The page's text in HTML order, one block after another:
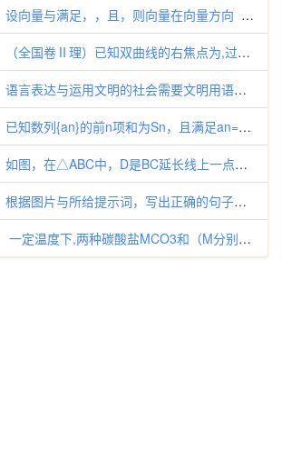
设向量与满足，，且，则向量在向量方向 上的投影为（ ） A． B．
（全国卷Ⅱ理）已知双曲线的右焦点为,过且斜率为的直线交于两点，若,则的离心率为 ( ) m A．
语言表达与运用文明的社会需要文明用语。仿照示例，改写下列两句话，不同场合体现文明用语，使对方容易接受。 示例：（医院）医
已知数列{an}的前n项和为Sn，且满足an=2﹣3Sn（n∈N*） （Ⅰ）求数列{an}的通项公式 （Ⅱ）设bn=lo
如图，在△ABC中，D是BC延长线上一点， ∠B = 40°，∠ACD = 120°，则∠A等于（ ） A．9
根据图片与所给提示词，写出正确的句子。【小题1】(there be, desk)【小题2】(Jim ,swim, now
一定温度下,两种碳酸盐MCO3和（M分别为A和B两种离子）的沉淀溶解平衡曲线如图所示。已知：pM=−lgc(M)，p(